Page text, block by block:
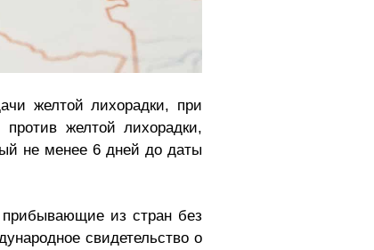
желтой лихорадки, при
желтой лихорадки,
не менее 6 дней до даты
прибывающие из стран без
свидетельство о